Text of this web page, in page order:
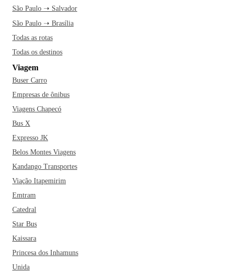
São Paulo ➝ Salvador
São Paulo ➝ Brasília
Todas as rotas
Todas os destinos
Viagem
Buser Carro
Empresas de ônibus
Viagens Chapecó
Bus X
Expresso JK
Belos Montes Viagens
Kandango Transportes
Viação Itapemirim
Emtram
Catedral
Star Bus
Kaissara
Princesa dos Inhamuns
Unida